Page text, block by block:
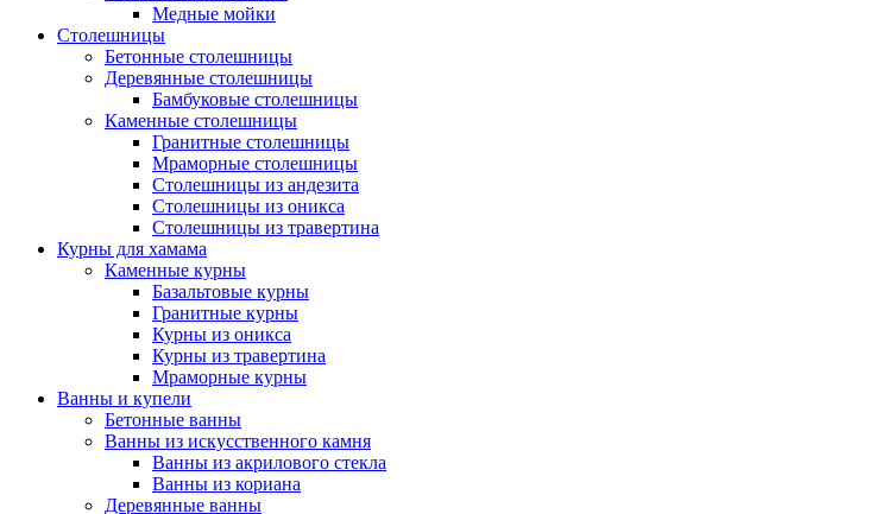
Медные мойки
Столешницы
Бетонные столешницы
Деревянные столешницы
Бамбуковые столешницы
Каменные столешницы
Гранитные столешницы
Мраморные столешницы
Столешницы из андезита
Столешницы из оникса
Столешницы из травертина
Курны для хамама
Каменные курны
Базальтовые курны
Гранитные курны
Курны из оникса
Курны из травертина
Мраморные курны
Ванны и купели
Бетонные ванны
Ванны из искусственного камня
Ванны из акрилового стекла
Ванны из кориана
Деревянные ванны